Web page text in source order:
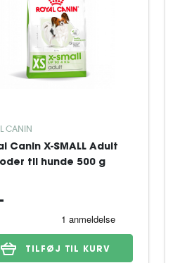
CANIN
Canin X-SMALL Adult
til hunde 500 g
TILFØJ TIL KURV